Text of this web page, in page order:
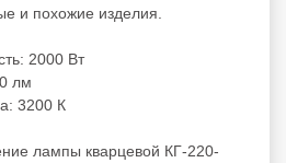
и похожие изделия.
2000 Вт
лм
3200 К
лампы кварцевой КГ-220-